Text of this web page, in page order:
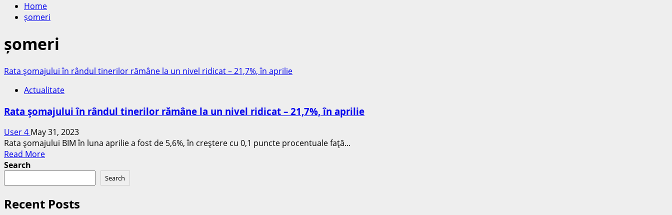
Home
șomeri
șomeri
Rata şomajului în rândul tinerilor rămâne la un nivel ridicat – 21,7%, în aprilie
Actualitate
Rata şomajului în rândul tinerilor rămâne la un nivel ridicat – 21,7%, în aprilie
User 4 May 31, 2023
Rata şomajului BIM în luna aprilie a fost de 5,6%, în creştere cu 0,1 puncte procentuale faţă...
Read MoreRead
Rata
şomajului
în
Search
Search
Recent Posts